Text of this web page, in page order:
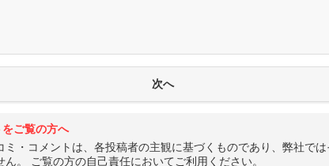
をご覧の方へ
ミ・コメントは、各投稿者の主観に基づくものであり、弊社で
ん。 ご覧の方の自己責任においてご利用ください。